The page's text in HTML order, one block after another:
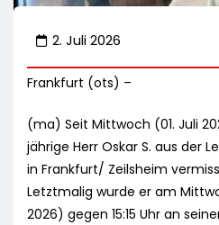
2. Juli 2026
Frankfurt (ots) –
(ma) Seit Mittwoch (01. Juli
jährige Herr Oskar S. aus der
in Frankfurt/ Zeilsheim
Letztmalig wurde er am
2026) gegen 15:15 Uhr an